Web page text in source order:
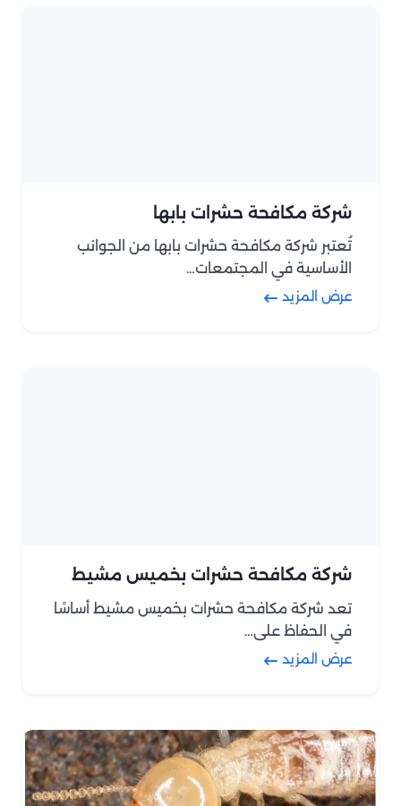
شركة مكافحة حشرات بابها
تُعتبر شركة مكافحة حشرات بابها من الجوانب
الأساسية في المجتمعات…
عرض المزيد
شركة مكافحة حشرات بخميس مشيط
تعد شركة مكافحة حشرات بخميس مشيط أساسًا
في الحفاظ على…
عرض المزيد